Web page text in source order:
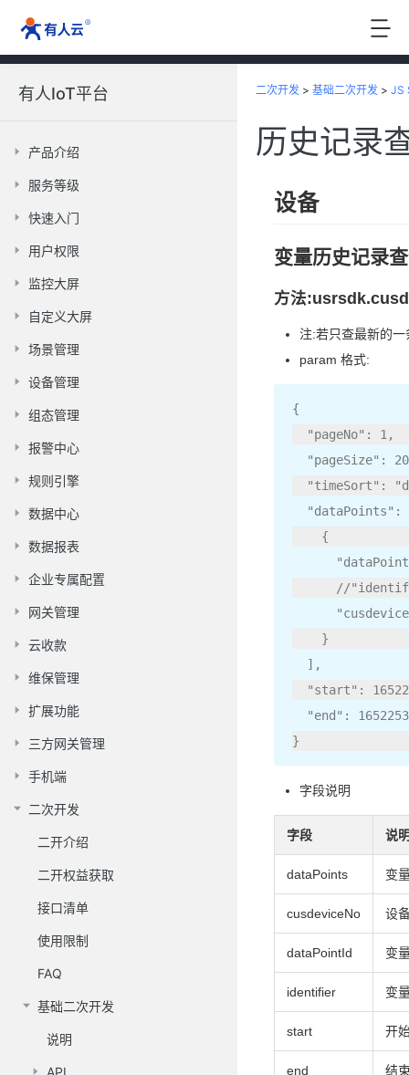
有人IoT平台
产品介绍
服务等级
快速入门
用户权限
监控大屏
自定义大屏
场景管理
设备管理
组态管理
报警中心
规则引擎
数据中心
数据报表
企业专属配置
网关管理
云收款
维保管理
扩展功能
三方网关管理
手机端
二次开发
二开介绍
二开权益获取
接口清单
使用限制
FAQ
基础二次开发
说明
API
二次开发 > 基础二次开发 > JS
历史记录
设备
变量历史记录
方法
注:若只查最新的
param 格式:
{
"pageNo" : 1 ,
"pageSize" :
"timeSort" :
"dataPoints" :
{
//
}
],
"start" :
"end" :
}
字段说明
字段 说
dataPoints 变
cusdeviceNo 设
dataPointId 变
identifier 变
start 开
end 结